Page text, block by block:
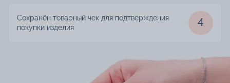
Сохранён товарный чек для подтверждения
покупки изделия
4